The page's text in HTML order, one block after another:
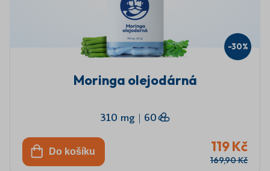
Moringa olejodárná
310 mg | 60
Do košíku 119 Kč
169,90 Kč
-30%